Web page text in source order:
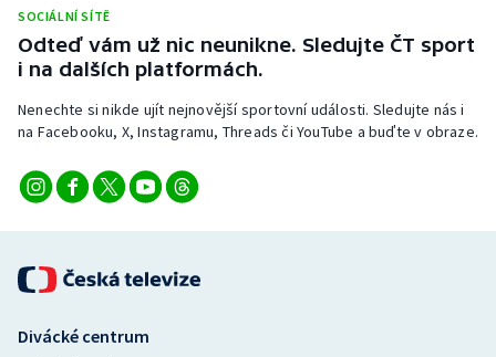
SOCIÁLNÍ SÍTĚ
Odteď vám už nic neunikne. Sledujte ČT sport
i na dalších platformách.
Nenechte si nikde ujít nejnovější sportovní události. Sledujte nás i
na Facebooku, X, Instagramu, Threads či YouTube a buďte v obraze.
Divácké centrum